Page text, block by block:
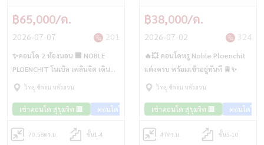
฿65,000/ด.
2026-07-07 201
✨คอนโด 2 ห้องนอน 🏢 NOBLE
PLOENCHIT โนเบิล เพลินจิต เดิน
ทางสะดวก 👜 ติดรถไฟฟ้า BTS
วิทยุ ชิดลม หลังสวน
เช่าคอนโด สุขุมวิท 🏢 คอนโดใกล้รถไฟฟ้า🚈
70.58ตร.ม. ชั้น1-4
฿38,000/ด.
2026-07-02 324
🔥💥 คอนโดหรู Noble Ploenchit
แต่งครบ พร้อมเข้าอยู่ทันที 🚆✨
วิทยุ ชิดลม หลังสวน
เช่าคอนโด สุขุมวิท 🏢 คอนโดใก
47ตร.ม. ชั้น5-10